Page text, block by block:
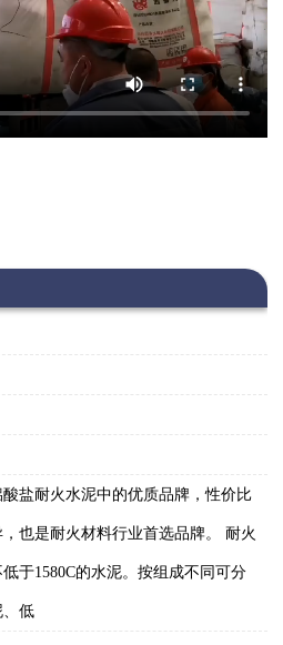
盐耐火水泥中的优质品牌，性价比
也是耐火材料行业首选品牌。 耐火
于1580C的水泥。按组成不同可分
、低